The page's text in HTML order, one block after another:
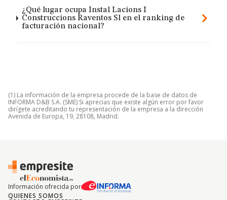
¿Qué lugar ocupa Instal Lacions I
Construccions Raventos Sl en el ranking de
facturación nacional?
(1) La información de la empresa procede de la base de datos de
INFORMA D&B S.A. (SME) Si aprecias que existe algún error por favor
dirígete acreditando tu representación de la empresa a la dirección
Avenida de Europa, 19, 28108, Madrid.
Información ofrecida por
QUIENES SOMOS